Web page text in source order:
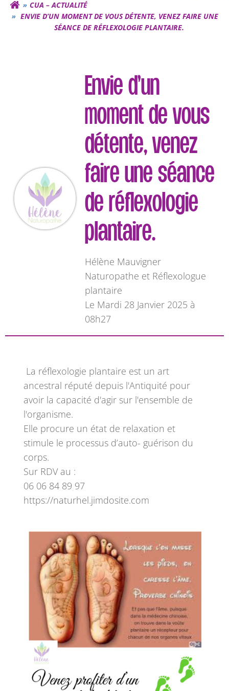
CUA – ACTUALITÉ
ENVIE D’UN MOMENT DE VOUS DÉTENTE, VENEZ FAIRE UNE
SÉANCE DE RÉFLEXOLOGIE PLANTAIRE.
Envie d’un
moment de vous
détente, venez
faire une séance
de réflexologie
plantaire.
Hélène Mauvigner
Naturopathe et Réflexologue
plantaire
Le Mardi 28 Janvier 2025 à
08h27
La réflexologie plantaire est un art
ancestral réputé depuis l'Antiquité pour
avoir la capacité d'agir sur l'ensemble de
l'organisme.
Elle procure un état de relaxation et
stimule le processus d’auto- guérison du
corps.
Sur RDV au :
06 06 84 89 97
https://naturhel.jimdosite.com